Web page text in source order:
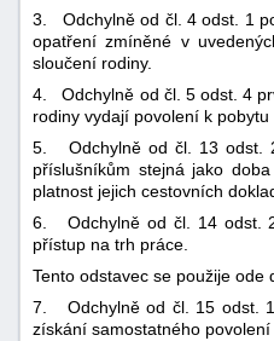
3. Odchylně od čl. 4 odst. 1
opatření zmíněné v
sloučení rodiny.
4. Odchylně od čl. 5 odst. 4
rodiny vydají povolení k
5. Odchylně od čl. 13 odst.
příslušníkům stejná jako
platnost jejich cestovních
6. Odchylně od čl. 14 odst. 2
přístup na trh práce.
Tento odstavec se použije ode
7. Odchylně od čl. 15 odst. 1
získání samostatného